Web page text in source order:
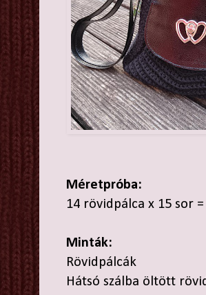
Méretpróba:
14 rövidpálca x 15 sor
Minták:
Rövidpálcák
Hátsó szálba öltött